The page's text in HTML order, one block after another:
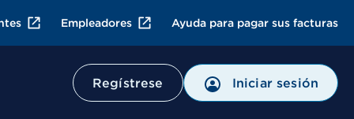
Empleadores Ayuda para pagar sus facturas
Regístrese Iniciar sesión